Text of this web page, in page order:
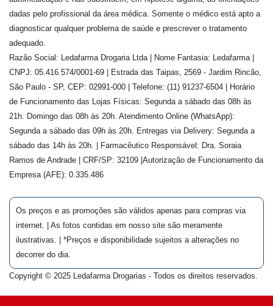
dadas pelo profissional da área médica. Somente o médico está apto a
diagnosticar qualquer problema de saúde e prescrever o tratamento
adequado.
Razão Social: Ledafarma Drogaria Ltda | Nome Fantasia: Ledafarma |
CNPJ: 05.416.574/0001-69 | Estrada das Taipas, 2569 - Jardim Rincão,
São Paulo - SP, CEP: 02991-000 | Telefone: (11) 91237-6504 | Horário
de Funcionamento das Lojas Físicas: Segunda a sábado das 08h às
21h. Domingo das 08h às 20h. Atendimento Online (WhatsApp):
Segunda a sábado das 09h às 20h. Entregas via Delivery: Segunda a
sábado das 14h às 20h. | Farmacêutico Responsável: Dra. Soraia
Ramos de Andrade
| CRF/SP: 32109 |Autorização de Funcionamento da
Empresa (AFE): 0.335.486
Os preços e as promoções são válidos apenas para compras via
internet. | As fotos contidas em nosso site são meramente
ilustrativas. | *Preços e disponibilidade sujeitos a alterações no
decorrer do dia.
Copyright © 2025 Ledafarma Drogarias - Todos os direitos reservados.